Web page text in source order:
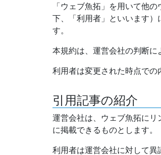
「ウェブ魚拓」を用いて他
下、「利用者」といいます）
す。
本規約は、運営会社の判断に
利用者は変更された時点での
引用記事の紹介
運営会社は、ウェブ魚拓に
に掲載できるものとします。
利用者は運営会社に対して